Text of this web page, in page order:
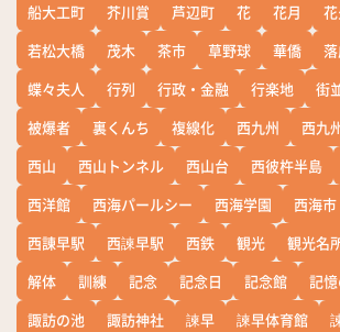
船大工町
芥川賞 芦辺町 花 花月
若松大橋
茂木 茶市 草野球 華僑
蝶々夫人
行列 行政・金融 行楽地 街
被爆者
裏くんち 複線化 西九州 西九
西山
西山トンネル 西山台 西彼杵半島
西洋館
西海パールシー 西海学園 西海市
西諌早駅
西諫早駅 西鉄 観光 観光名
解体
訓練 記念 記念日 記念館 記
諏訪の池
諏訪神社 諫早 諫早体育館